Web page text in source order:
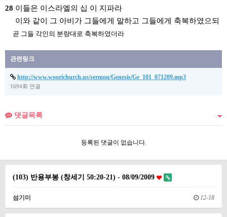
28 이들은 이스라엘의 십 이 지파라
이와 같이 그 아비가 그들에게 말하고 그들에게 축복하였으되
곧 그들 각인의 분량대로 축복하였더라
관련링크
http://www.woorichurch.us/sermon/Genesis/Ge_101_071209.mp3
1694회 연결
댓글목록
등록된 댓글이 없습니다.
(103) 반용부봉 (창세기 50:20-21) - 08/09/2009
섬기미 12-18